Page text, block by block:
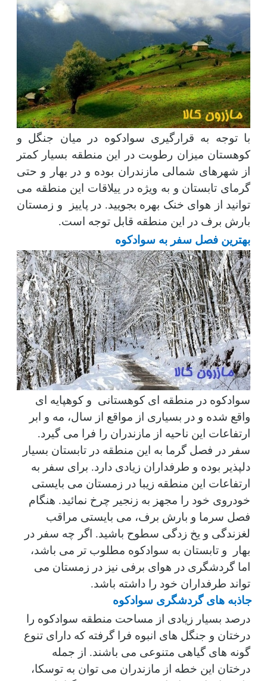
با توجه به قرارگیری سوادکوه در میان جنگل و
کوهستان میزان رطوبت در این منطقه بسیار کمتر
از شهرهای شمالی مازندران بوده و در بهار و حتی
گرمای تابستان و به ویژه در ییلاقات این منطقه می
توانید از هوای خنک بهره بجویید. در پاییز
و زمستان
بارش برف در این منطقه قابل توجه است.
بهترین فصل سفر به سوادکوه
سوادکوه در منطقه ای کوهستانی و کوهپایه ای
واقع شده و در بسیاری از مواقع از سال، مه و ابر
ارتفاعات این ناحیه از مازندران را فرا می گیرد.
سفر در فصل گرما به این منطقه در تابستان بسیار
دلپذیر بوده و طرفداران زیادی دارد. برای سفر به
ارتفاعات این منطقه زیبا در زمستان می بایستی
خودروی خود را مجهز به زنجیر چرخ نمائید. هنگام
فصل سرما و بارش برف، می بایستی مراقب
لغزندگی و یخ زدگی سطوح باشید. اگر چه سفر در
بهار و تابستان به سوادکوه مطلوب تر می باشد،
اما گردشگری در هوای برفی نیز در زمستان می
تواند طرفداران خود را داشته باشد.
جاذبه های گردشگری سوادکوه
درصد بسیار زیادی از مساحت منطقه سوادکوه را
درختان و جنگل های انبوه فرا گرفته که دارای تنوع
گونه های گیاهی متنوعی می باشند. از جمله
درختان این خطه از مازندران می توان به توسکا،